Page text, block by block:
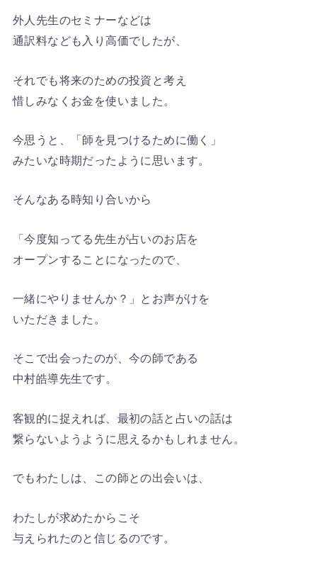
外人先生のセミナーなどは
通訳料なども入り高価でしたが、
それでも将来のための投資と考え
惜しみなくお金を使いました。
今思うと、「師を見つけるために働く」
みたいな時期だったように思います。
そんなある時知り合いから
「今度知ってる先生が占いのお店を
オープンすることになったので、
一緒にやりませんか？」とお声がけを
いただきました。
そこで出会ったのが、今の師である
中村皓導先生です。
客観的に捉えれば、最初の話と占いの話は
繋らないようように思えるかもしれません。
でもわたしは、この師との出会いは、
わたしが求めたからこそ
与えられたのと信じるのです。